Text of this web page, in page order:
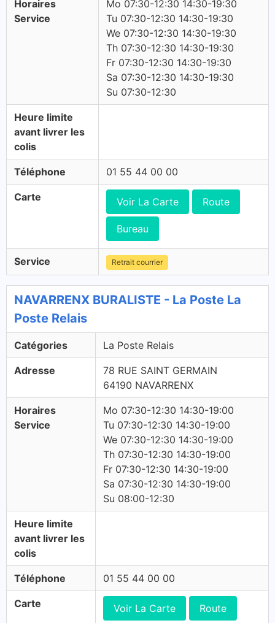
Horaires
Service
Mo 07:30-12:30 14:30-19:30
Tu 07:30-12:30 14:30-19:30
We 07:30-12:30 14:30-19:30
Th 07:30-12:30 14:30-19:30
Fr 07:30-12:30 14:30-19:30
Sa 07:30-12:30 14:30-19:30
Su 07:30-12:30
Heure limite
avant livrer les
colis
Téléphone 01 55 44 00 00
Carte Voir La Carte Route
Bureau
Service Retrait courrier
NAVARRENX BURALISTE - La Poste La
Poste Relais
Catégories La Poste Relais
Adresse
78 RUE SAINT GERMAIN
64190 NAVARRENX
Horaires
Service
Mo 07:30-12:30 14:30-19:00
Tu 07:30-12:30 14:30-19:00
We 07:30-12:30 14:30-19:00
Th 07:30-12:30 14:30-19:00
Fr 07:30-12:30 14:30-19:00
Sa 07:30-12:30 14:30-19:00
Su 08:00-12:30
Heure limite
avant livrer les
colis
Téléphone 01 55 44 00 00
Carte Voir La Carte Route